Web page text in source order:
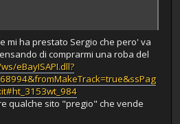
mi ha prestato Sergio che pero' va
di comprarmi una roba del
eBayISAPI.dll?
qualche sito "pregio" che vende